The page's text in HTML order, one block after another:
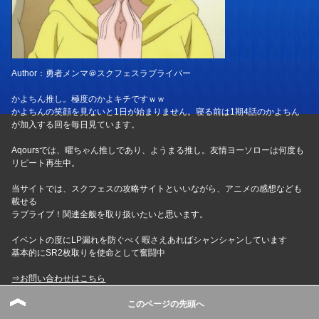
Author：勇者メンマ＠スクフェスラブライバー
かよちん推し。極度のかよキチですｗｗ
かよちんの笑顔を見ないと1日が始まりません。寝る前は1期4話のかよちん
が加入する回を毎日見ています。
Aqoursでは、曜ちゃん推しであり、ようまる推し。友情ヨーソローは何度も
リピート再生中。
当サイトでは、スクフェスの攻略サイトといいながら、アニメの感想なども
載せる
ラブライブ！関連全般を取り扱いたいと思います。
イベントの度にLP漏れを防ぐべく暇さえあればシャンシャンしています
基本的にSR2枚取りを使命として奮闘中
⇒お問い合わせはこちら
俺氏のTwitterアカウントはこちらこのページの先頭へ